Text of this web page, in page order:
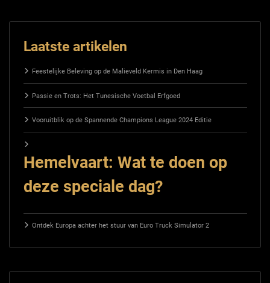
Laatste artikelen
Feestelijke Beleving op de Malieveld Kermis in Den Haag
Passie en Trots: Het Tunesische Voetbal Erfgoed
Vooruitblik op de Spannende Champions League 2024 Editie
Hemelvaart: Wat te doen op
deze speciale dag?
Ontdek Europa achter het stuur van Euro Truck Simulator 2